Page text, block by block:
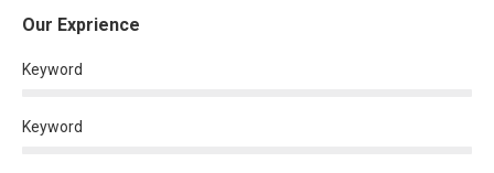
Our Exprience
Keyword
Keyword